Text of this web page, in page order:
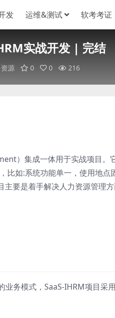
发 运维&测试 软考考证
实战开发 | 完结
源 0 0 216
）集成一体用于实战项目。
比如:系统功能单一，使用地点
主要是着手解决人力资源管理
务模式，SaaS-IHRM项目采用